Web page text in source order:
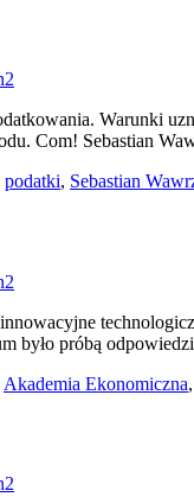
Warunki
Com! Sebastian
podatki, Sebastian
było próbą
Akademia Ekonomiczna,